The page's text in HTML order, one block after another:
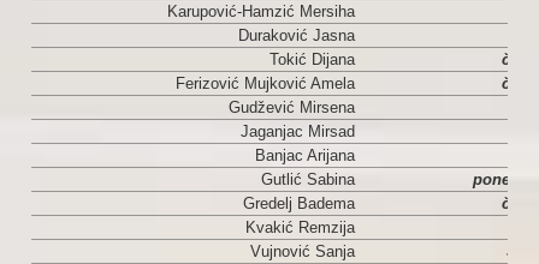
Karupović-Hamzić Mersiha
Duraković Jasna
Tokić Dijana
Ferizović Mujković Amela
Gudžević Mirsena
Jaganjac Mirsad
Banjac Arijana
Gutlić Sabina
Gredelj Badema
Kvakić Remzija
Vujnović Sanja